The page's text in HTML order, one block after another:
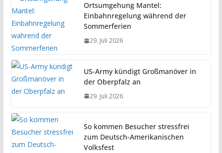
Ortsumgehung Mantel:
Einbahnregelung während der
Sommerferien
29. Juli 2026
US-Army kündigt Großmanöver in
der Oberpfalz an
29. Juli 2026
So kommen Besucher stressfrei
zum Deutsch-Amerikanischen
Volksfest